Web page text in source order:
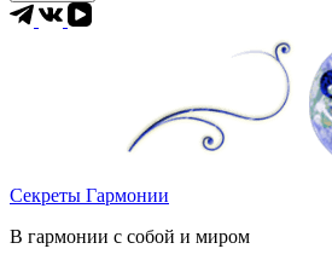
Секреты Гармонии
В гармонии c собой и миром